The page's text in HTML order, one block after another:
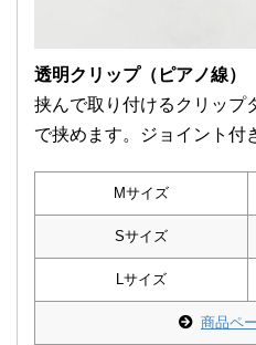
透明クリップ（ピアノ線）
挟んで取り付けるクリップ
で挟めます。ジョイント付
Mサイズ
Sサイズ
Lサイズ
商品ペ